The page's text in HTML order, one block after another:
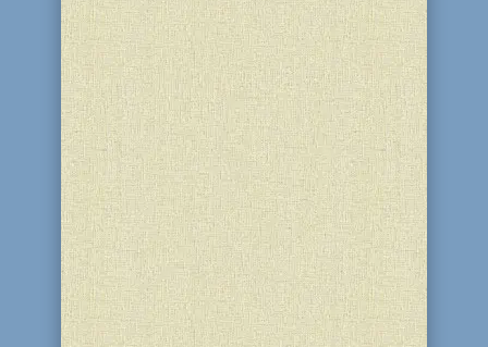
Работа шлихим по популяризации
хасидизма в...